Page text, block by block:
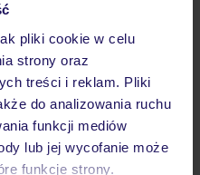
pliki cookie w celu
strony oraz
treści i reklam. Pliki
do analizowania ruchu
funkcji mediów
lub jej wycofanie może
funkcje strony.